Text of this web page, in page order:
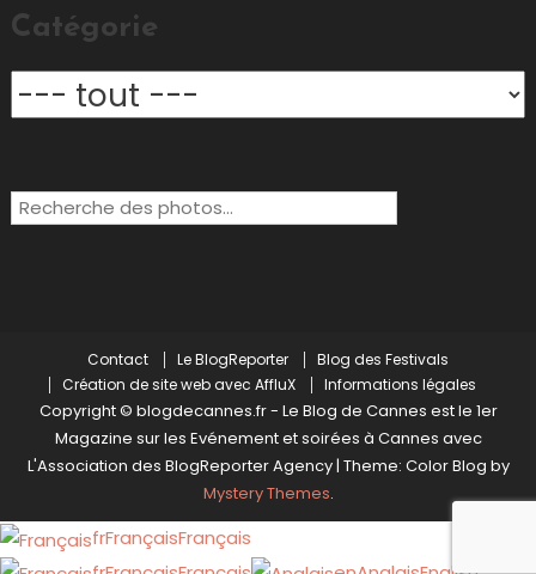
Catégorie
Rechercher:
Contact Le BlogReporter
Blog des Festivals
Création de site web avec AffluX
Informations légales
Copyright © blogdecannes.fr - Le Blog de Cannes est le 1er
Magazine sur les Evénement et soirées à Cannes avec
L'Association des BlogReporter Agency| Theme: Color Blog by
Mystery Themes.
frFrançaisFrançais